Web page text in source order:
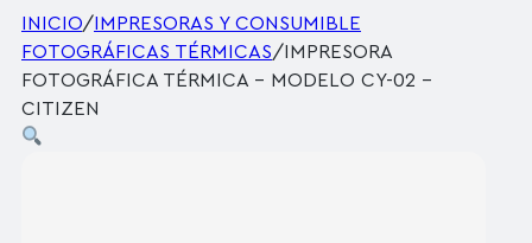
INICIO/ IMPRESORAS Y CONSUMIBLE
FOTOGRÁFICAS TÉRMICAS/ IMPRESORA
FOTOGRÁFICA TÉRMICA – MODELO CY-02 –
CITIZEN